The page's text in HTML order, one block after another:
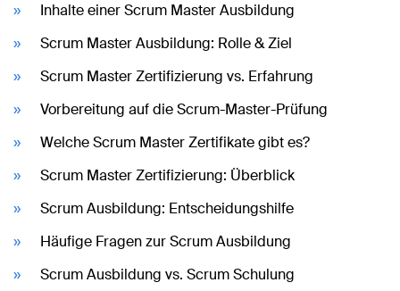
Inhalte einer Scrum Master Ausbildung
Scrum Master Ausbildung: Rolle & Ziel
Scrum Master Zertifizierung vs. Erfahrung
Vorbereitung auf die Scrum-Master-Prüfung
Welche Scrum Master Zertifikate gibt es?
Scrum Master Zertifizierung: Überblick
Scrum Ausbildung: Entscheidungshilfe
Häufige Fragen zur Scrum Ausbildung
Scrum Ausbildung vs. Scrum Schulung